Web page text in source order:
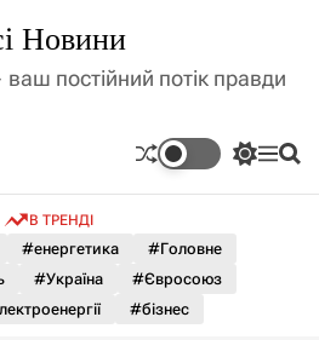
Новини
постійний потік правди
П
м
к
М П
В ТРЕНДІ
#енергетика
#Головне
#Україна
#Євросоюз
#бізнес